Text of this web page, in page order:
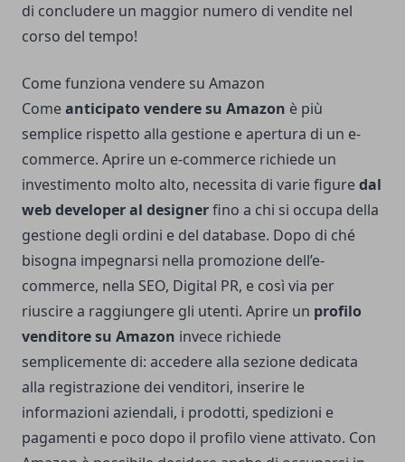
di concludere un maggior numero di vendite nel
corso del tempo!
Come funziona vendere su Amazon
Comeanticipato vendere su Amazon è più
semplice rispetto alla gestione e apertura di un e-
commerce. Aprire un e-commerce richiede un
investimento molto alto, necessita di varie figuredal
web developer al designerfino a chi si occupa della
gestione degli ordini e del database. Dopo di ché
bisogna impegnarsi nella promozione dell’e-
commerce, nella SEO, Digital PR, e così via per
riuscire a raggiungere gli utenti. Aprire un profilo
venditore su Amazon invece richiede
semplicemente di: accedere alla sezione dedicata
alla registrazione dei venditori, inserire le
informazioni aziendali, i prodotti, spedizioni e
pagamenti e poco dopo il profilo viene attivato. Con